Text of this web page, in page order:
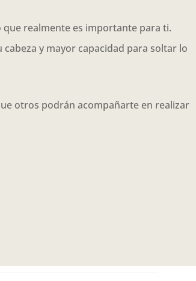
que realmente es importante para ti.
y mayor capacidad para soltar lo
otros podrán acompañarte en realizar